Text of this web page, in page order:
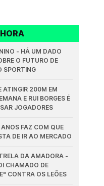
- HÁ UM DADO
O FUTURO DE
SPORTING
ATINGIR 200M EM
E RUI BORGES É
JOGADORES
FAZ COM QUE
DE IR AO MERCADO
DA AMADORA -
CHAMADO DE
CONTRA OS LEÕES